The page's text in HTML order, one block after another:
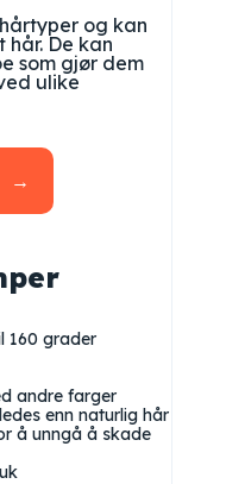
og kan
De kan
som gjør dem
ulike
160 grader
andre farger
enn naturlig hår
å unngå å skade